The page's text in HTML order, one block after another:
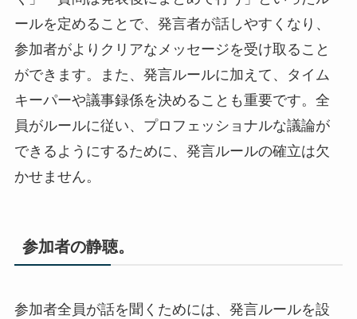
ールを定めることで、発言者が話しやすくなり、
参加者がよりクリアなメッセージを受け取ること
ができます。また、発言ルールに加えて、タイム
キーパーや議事録係を決めることも重要です。全
員がルールに従い、プロフェッショナルな議論が
できるようにするために、発言ルールの確立は欠
かせません。
参加者の静聴。
参加者全員が話を聞くためには、発言ルールを設